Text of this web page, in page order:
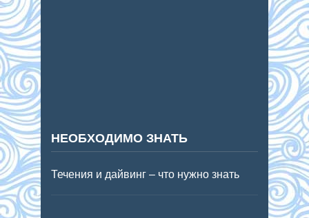
НЕОБХОДИМО ЗНАТЬ
Течения и дайвинг – что нужно знать